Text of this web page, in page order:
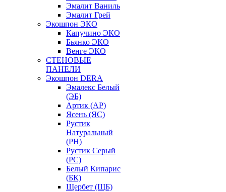
Эмалит Ваниль
Эмалит Грей
Экошпон ЭКО
Капучино ЭКО
Бьянко ЭКО
Венге ЭКО
СТЕНОВЫЕ
ПАНЕЛИ
Экошпон DERA
Эмалекс Белый
(ЭБ)
Артик (АР)
Ясень (ЯС)
Рустик
Натуральный
(РН)
Рустик Серый
(РС)
Белый Кипарис
(БК)
Щербет (ЩБ)